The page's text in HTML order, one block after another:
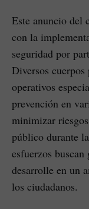
Este anuncio del
con la
seguridad por
Diversos
operativos
prevención en
minimizar
público durante
esfuerzos
desarrolle en un
los ciudadanos.